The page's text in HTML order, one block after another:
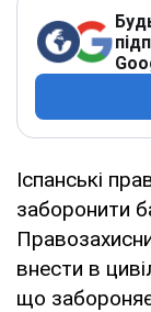
Іспанські
заборонити
внести в
що